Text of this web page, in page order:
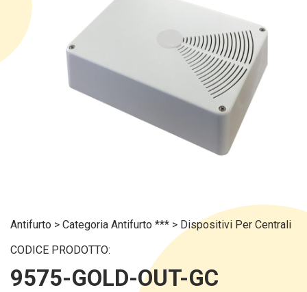
Antifurto > Categoria Antifurto *** > Dispositivi Per Centrali
CODICE PRODOTTO:
9575-GOLD-OUT-GC